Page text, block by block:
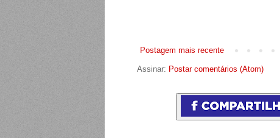
Postagem mais recente
Assinar: Postar comentários (Atom)